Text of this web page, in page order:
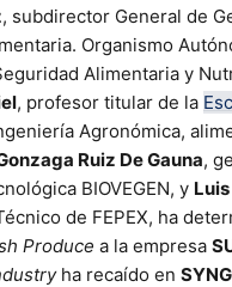
, subdirector General de
Organismo
Alimentaria y
, profesor titular de la
Agronómica,
Ruiz De Gauna,
BIOVEGEN, y
de FEPEX, ha
Produce a la empresa
ha recaído en